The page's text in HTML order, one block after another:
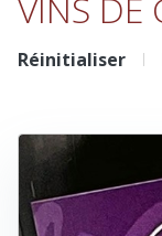
Réinitialiser